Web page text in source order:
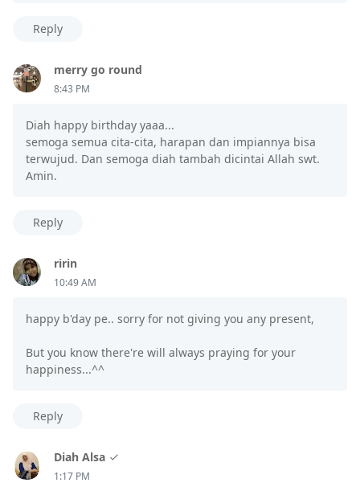
Reply
merry go round
8:43 PM
Diah happy birthday yaaa...
semoga semua cita-cita, harapan dan impiannya bisa
terwujud. Dan semoga diah tambah dicintai Allah swt.
Amin.
Reply
ririn
10:49 AM
happy b'day pe.. sorry for not giving you any present,
But you know there're will always praying for your
happiness...^^
Reply
Diah Alsa
1:17 PM